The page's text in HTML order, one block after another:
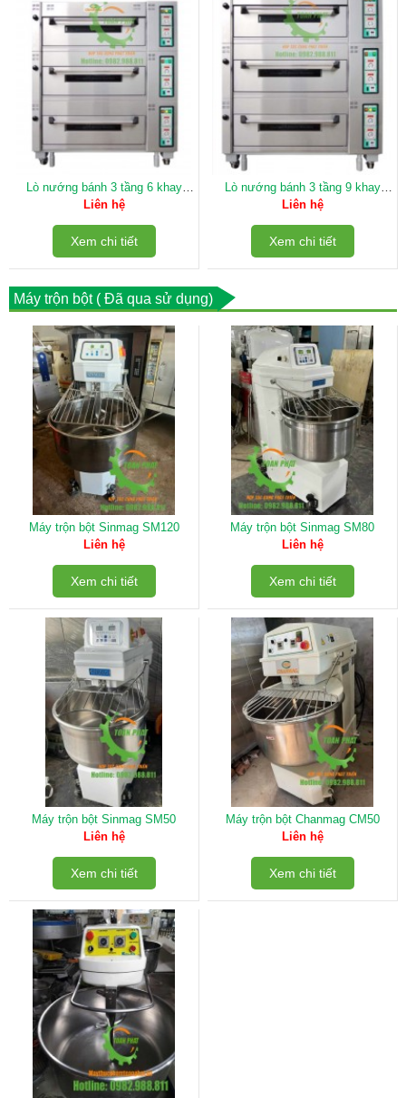
Lò nướng bánh 3 tầng 6 khay
Chanmag Đài Loan
Liên hệ
Xem chi tiết
Lò nướng bánh 3 tầng 9 khay
Chanmag Đài Loan
Liên hệ
Xem chi tiết
Máy trộn bột ( Đã qua sử dụng)
Máy trộn bột Sinmag SM120
Liên hệ
Xem chi tiết
Máy trộn bột Sinmag SM80
Liên hệ
Xem chi tiết
Máy trộn bột Sinmag SM50
Liên hệ
Xem chi tiết
Máy trộn bột Chanmag CM50
Liên hệ
Xem chi tiết